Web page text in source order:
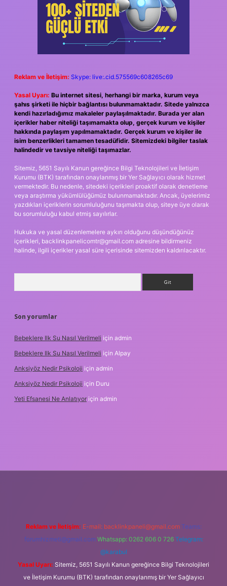
Reklam ve İletişim: Skype: live:.cid.575569c608265c69
Yasal Uyarı: Bu internet sitesi, herhangi bir marka, kurum veya
şahıs şirketi ile hiçbir bağlantısı bulunmamaktadır. Sitede yalnızca
kendi hazırladığımız makaleler paylaşılmaktadır. Burada yer alan
içerikler haber niteliği taşımamakta olup, gerçek kurum ve kişiler
hakkında paylaşım yapılmamaktadır. Gerçek kurum ve kişiler ile
isim benzerlikleri tamamen tesadüfidir. Sitemizdeki bilgiler taslak
halindedir ve tavsiye niteliği taşımazlar.
Sitemiz, 5651 Sayılı Kanun gereğince Bilgi Teknolojileri ve İletişim
Kurumu (BTK) tarafından onaylanmış bir Yer Sağlayıcı olarak hizmet
vermektedir. Bu nedenle, sitedeki içerikleri proaktif olarak denetleme
veya araştırma yükümlülüğümüz bulunmamaktadır. Ancak, üyelerimiz
yazdıkları içeriklerin sorumluluğunu taşımakta olup, siteye üye olarak
bu sorumluluğu kabul etmiş sayılırlar.
Hukuka ve yasal düzenlemelere aykırı olduğunu düşündüğünüz
içerikleri, backlinkpanelicomtr@gmail.com adresine bildirmeniz
halinde, ilgili içerikler yasal süre içerisinde sitemizden kaldırılacaktır.
Son yorumlar
Bebeklere Ilk Su Nasıl Verilmeli için admin
Bebeklere Ilk Su Nasıl Verilmeli için Alpay
Anksiyöz Nedir Psikoloji için admin
Anksiyöz Nedir Psikoloji için Duru
Yeti Efsanesi Ne Anlatıyor için admin
Reklam ve İletişim: E-mail: backlinkpaneli@gmail.com Teams:
forumhizmeti@gmail.com Whatsapp: 0262 606 0 726 Telegram:
@karabul
Yasal Uyarı: Sitemiz, 5651 Sayılı Kanun gereğince Bilgi Teknolojileri
ve İletişim Kurumu (BTK) tarafından onaylanmış bir Yer Sağlayıcı